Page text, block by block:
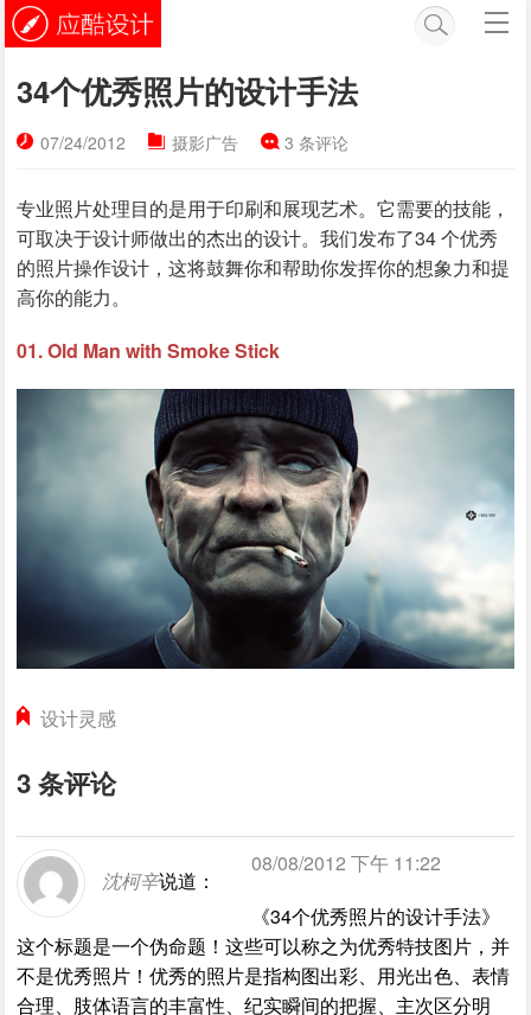
34个优秀照片的设计手法
07/24/2012 摄影广告 3 条评论
专业照片处理目的是用于印刷和展现艺术。它需要的技能，
可取决于设计师做出的杰出的设计。我们发布了34 个优秀
的照片操作设计，这将鼓舞你和帮助你发挥你的想象力和提
高你的能力。
01. Old Man with Smoke Stick
设计灵感
3 条评论
沈柯辛说道：
08/08/2012 下午 11:22
《34个优秀照片的设计手法》
这个标题是一个伪命题！这些可以称之为优秀特技图片，并
不是优秀照片！优秀的照片是指构图出彩、用光出色、表情
合理、肢体语言的丰富性、纪实瞬间的把握、主次区分明